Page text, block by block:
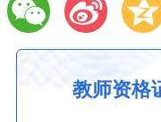
教师资格